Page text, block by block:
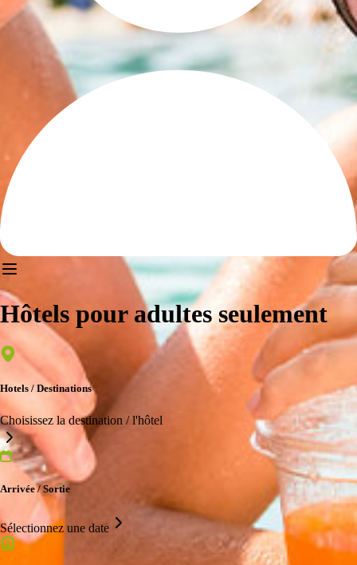
Hôtels pour adultes seulement
Hotels / Destinations
Choisissez la destination / l'hôtel
Arrivée / Sortie
Sélectionnez une date